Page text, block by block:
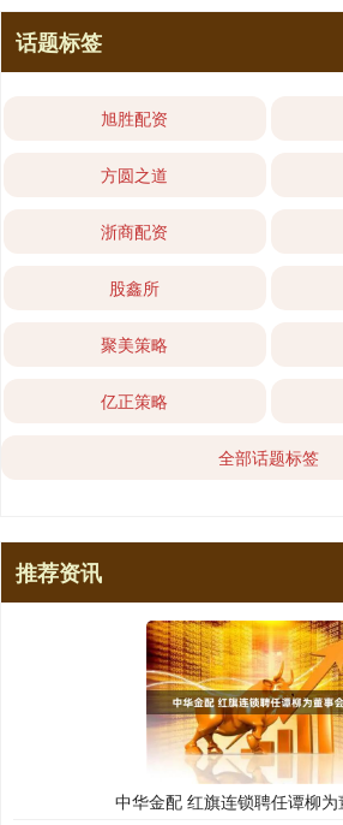
话题标签
旭胜配资
方圆之道
浙商配资
股鑫所
聚美策略
亿正策略
全部话题标签
推荐资讯
中华金配 红旗连锁聘任谭柳为